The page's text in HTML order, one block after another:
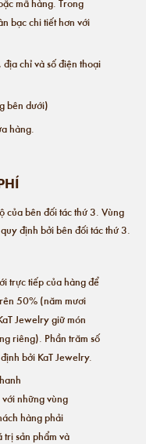
bạc chi tiết hơn với
chỉ và số điện thoại
bên dưới)
hàng.
của bên đối tác thứ 3. Vùng
định bởi bên đối tác thứ 3.
trực tiếp của hàng để
50% (năm mươi
Jewelry giữ món
riêng). Phần trăm số
bởi KaT Jewelry.
những vùng
hàng phải
sản phẩm và